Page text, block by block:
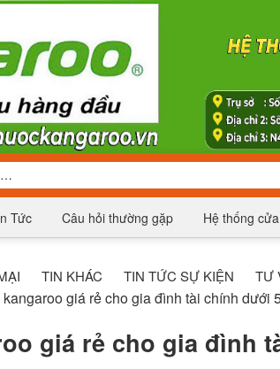
Tức Câu hỏi thường gặp Hệ thống
TIN KHÁC TIN TỨC SỰ KIỆN TƯ
giá rẻ cho gia đình tài chính dưới
giá rẻ cho gia đình